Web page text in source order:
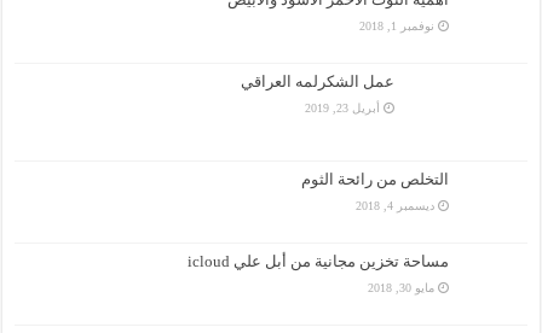
نوفمبر 1, 2018
عمل الشكرلمه العراقي
أبريل 23, 2019
التخلص من رائحة الثوم
ديسمبر 4, 2018
مساحة تخزين مجانية من أبل علي icloud
مايو 30, 2018